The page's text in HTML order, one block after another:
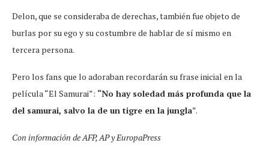
Delon, que se consideraba de derechas, también fue objeto de
burlas por su ego y su costumbre de hablar de sí mismo en
tercera persona.
Pero los fans que lo adoraban recordarán su frase inicial en la
película “El Samurai”: “No hay soledad más profunda que la
del samurai, salvo la de un tigre en la jungla”.
Con información de AFP, AP y EuropaPress